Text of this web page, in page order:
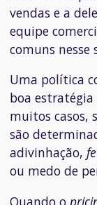
vendas e a
equipe
comuns nesse
Uma política
boa estratégia
muitos casos,
são
adivinhação,
ou medo de
Quando o